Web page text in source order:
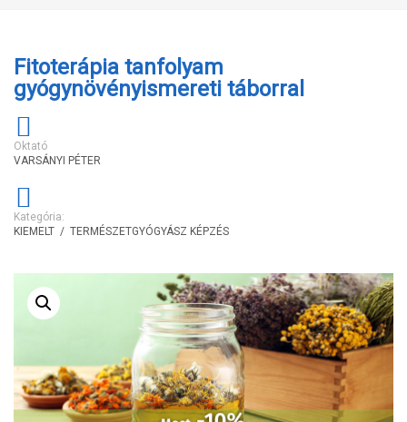
Fitoterápia tanfolyam
gyógynövényismereti táborral
Oktató
VARSÁNYI PÉTER
Kategória:
KIEMELT / TERMÉSZETGYÓGYÁSZ KÉPZÉS